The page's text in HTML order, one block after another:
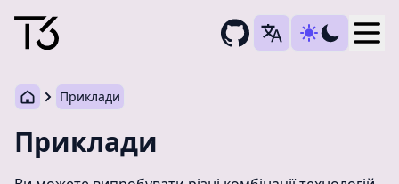
Приклади
Приклади